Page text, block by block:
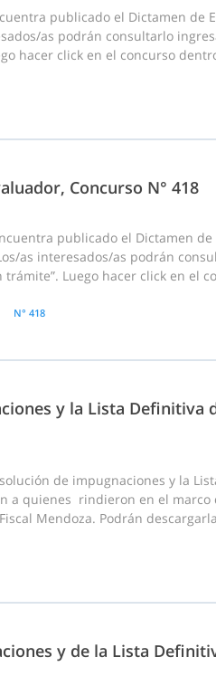
publicado el Dictamen de
as podrán consultarlo
hacer click en el concurso
Concurso N° 418
publicado el Dictamen
as interesados/as podrán
trámite”. Luego hacer click en el
N° 418
y la Lista Definitiva
de impugnaciones y la
a quienes rindieron en el marco
Mendoza. Podrán
y de la Lista